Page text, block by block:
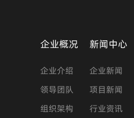
企业概况
企业介绍
领导团队
组织架构
新闻中心
企业新闻
项目新闻
行业资讯